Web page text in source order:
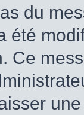
du
été
Ce